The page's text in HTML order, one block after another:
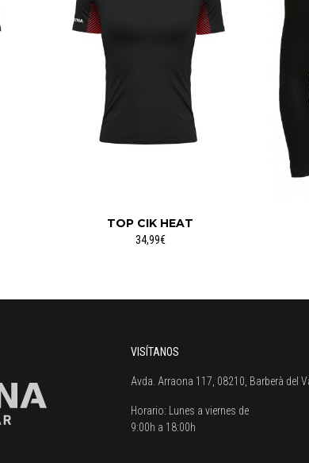
TOP CIK HEAT
34,99€
VISÍTANOS
Avda. Arraona 117, 08210, Barberà del
Horario: Lunes a viernes de
9:00h a 18:00h